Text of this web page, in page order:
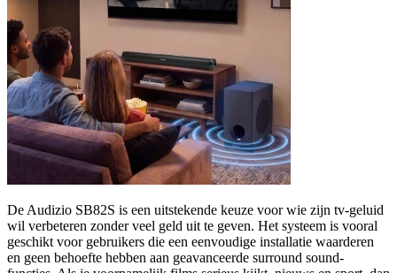
De Audizio SB82S is een uitstekende keuze voor wie zijn tv-geluid
wil verbeteren zonder veel geld uit te geven. Het systeem is vooral
geschikt voor gebruikers die een eenvoudige installatie waarderen
en geen behoefte hebben aan geavanceerde surround sound-